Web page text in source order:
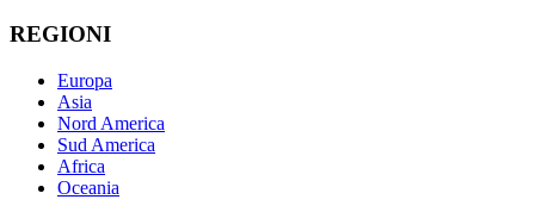
REGIONI
Europa
Asia
Nord America
Sud America
Africa
Oceania